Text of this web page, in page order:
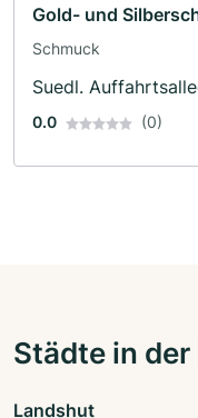
Gold- und
Schmuck
Suedl.
0.0 (0)
Städte in der
Landshut